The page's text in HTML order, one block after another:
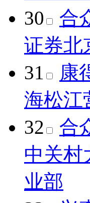
30
合
证券北
31
康
海松江
32
合
中关村
业部